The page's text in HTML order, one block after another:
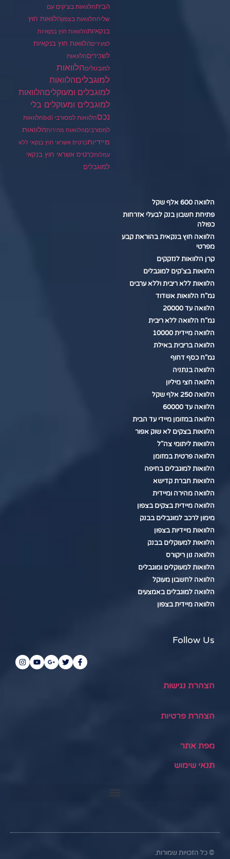
הביתהלוואות בצ'קים עם
שליחהלוואות בצפוןהלוואות חוץ
בנקאיותהלוואות חוץ בנקאיות
לצעיריםהלוואות חוץ בנקאיות
לשכיריםהלוואות
למובטליםהלוואות
למוגבליםהלוואות
למוגבלים ומעוקליםהלוואות
למוגבלים ומעוקלים בלי
נכסהלוואות למסורבי bdi
הלוואות
למסורביםהלוואות מהירותהלוואות
מיידיותכרטיס אשראי חוץ בנקאי ללא
עמלותכרטיס אשראי חוץ בנקאי
למוגבלים
הלוואה 600 אלף שקל
פתיחת חשבון בנק לבעלי אזרחות
כפולה
הלוואה חוץ בנקאית בהוראת קבע
מפרטי
קרן הלוואות לנזקקים
הלוואות בצ'קים למוגבלים
הלוואות ללא ריבית וללא ערבים
גמ"ח הלוואות אשדוד
הלוואה עד 20000
גמ"ח הלוואה ללא ריבית
הלוואה מיידית 10000
הלוואה בריבית באילת
גמ"ח כסף דחוף
הלוואה בנתניה
הלוואה חצי מיליון
הלוואה 250 אלף שקל
הלוואה עד 60000
הלוואה במזומן מיידי עד הבית
הלוואות בצקים לא שוק אפור
הלוואות ליתומי צה"ל
הלוואה פרטית במזומן
הלוואות למוגבלים בחיפה
הלוואות חברת קדישא
הלוואה מהירה ומיידית
הלוואה מיידית בצקים בצפון
מימון לרכב למוגבלים בבנק
הלוואות מיידיות בצפון
הלוואות למעוקלים בבנק
הלוואה נון ריקורס
הלוואות למעוקלים ומוגבלים
הלוואה לחשבון מעוקל
הלוואה למוגבלים באמצעים
הלוואה מיידית בצפון
Follow Us
הצהרת נגישות
הצהרת פרטיות
מפת אתר
תנאי שימוש
© כל הזכויות שמורות.